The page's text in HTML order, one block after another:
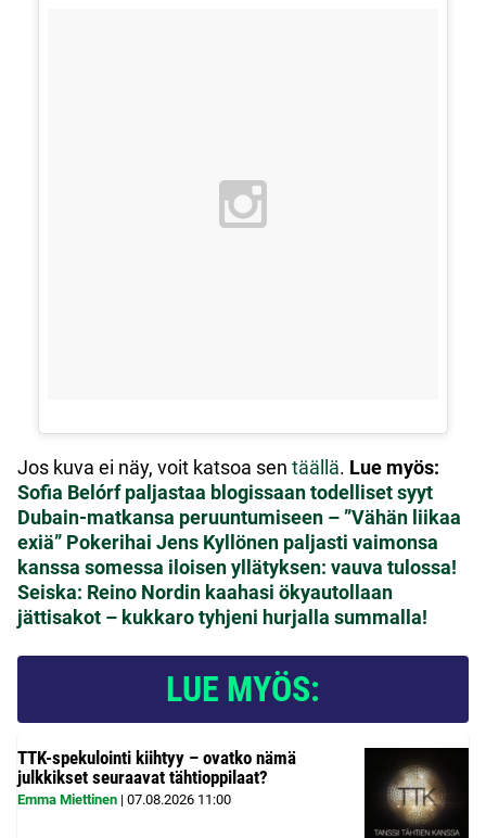
Jos kuva ei näy, voit katsoa sen täällä. Lue myös:
Sofia Belórf paljastaa blogissaan todelliset syyt
Dubain-matkansa peruuntumiseen – ”Vähän liikaa
exiä” Pokerihai Jens Kyllönen paljasti vaimonsa
kanssa somessa iloisen yllätyksen: vauva tulossa!
Seiska: Reino Nordin kaahasi ökyautollaan
jättisakot – kukkaro tyhjeni hurjalla summalla!
LUE MYÖS:
TTK-spekulointi kiihtyy – ovatko nämä
julkkikset seuraavat tähtioppilaat?
Emma Miettinen | 07.08.2026 11:00